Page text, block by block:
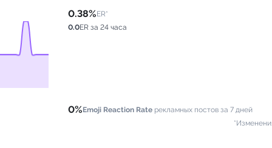
0.38%ER*
0.0ER за 24 часа
0%Emoji Reaction Rate рекламных постов за 7 дней